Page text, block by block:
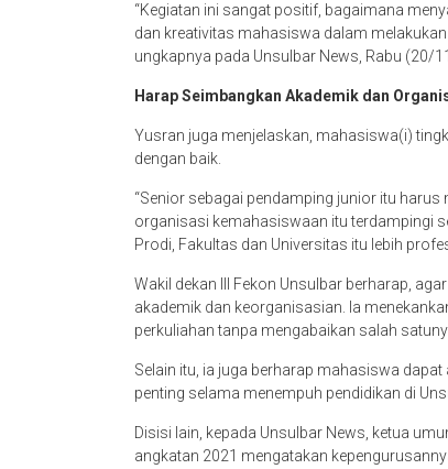
“Kegiatan ini sangat positif, bagaimana
dan kreativitas mahasiswa dalam
ungkapnya pada Unsulbar News, Rabu (20/
Harap Seimbangkan Akademik dan
Yusran juga menjelaskan, mahasiswa(i)
dengan baik.
“Senior sebagai pendamping junior itu
organisasi kemahasiswaan itu terdampingi
Prodi, Fakultas dan Universitas itu lebih
Wakil dekan III Fekon Unsulbar berharap,
akademik dan keorganisasian. Ia
perkuliahan tanpa mengabaikan salah
Selain itu, ia juga berharap mahasiswa
penting selama menempuh pendidikan di
Disisi lain, kepada Unsulbar News, ketua
angkatan 2021 mengatakan